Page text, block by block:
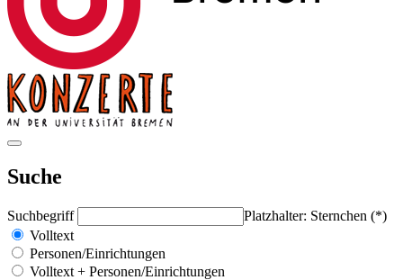
Suche
Suchbegriff
Platzhalter: Sternchen (*)
Volltext
Personen/Einrichtungen
Volltext + Personen/Einrichtungen